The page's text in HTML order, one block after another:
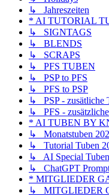
↳ Jahreszeiten
* AI TUTORIAL
↳ SIGNTAGS
↳ BLENDS
↳ SCRAPS
↳ PFS TUBEN
↳ PSP to PFS
↳ PFS to PSP
↳ PSP - zusätliche
↳ PFS -
* AI TUBEN BY
↳ Monatstuben
↳ Tutorial Tuben
↳ AI Special
↳ ChatGPT
* MITGLIEDER
↳ MITGLIEDER